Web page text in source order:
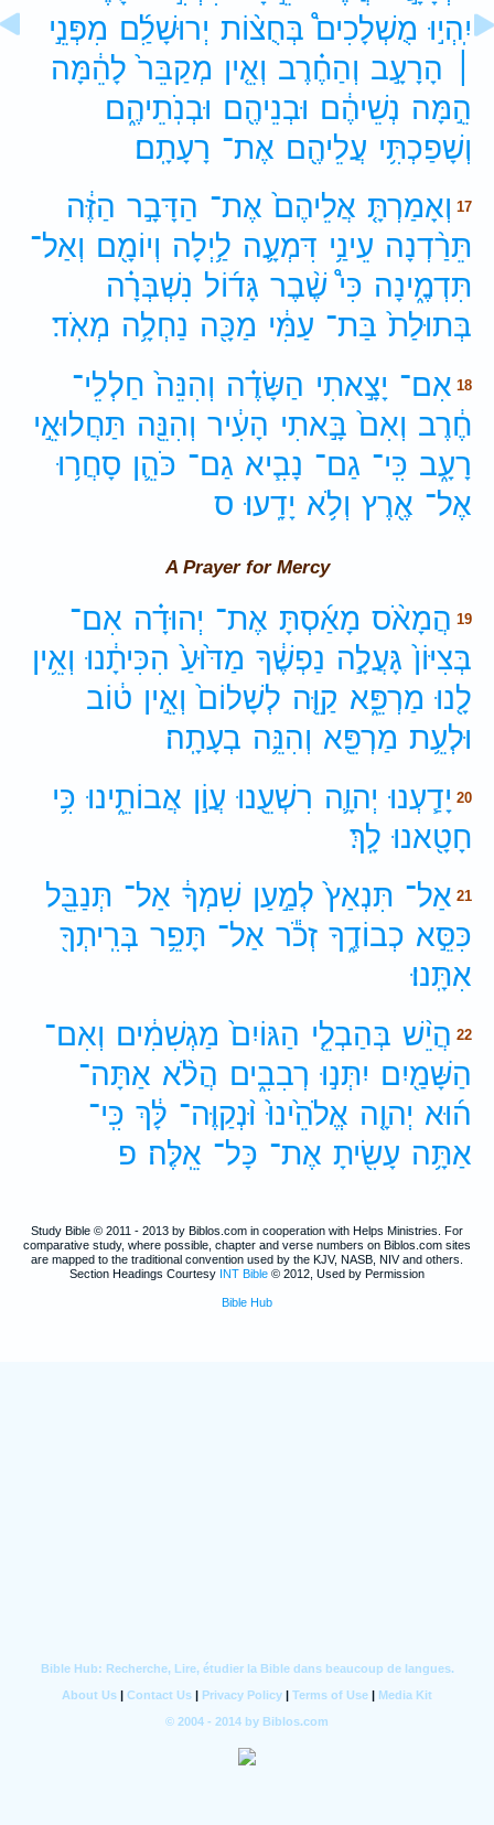
יִֽהְי֣וּ מֻשְׁלָכִים֩ בְּחֻצ֨וֹת יְרוּשָׁלִַ֜ם מִפְּנֵ֣י
הָרָעָ֣ב וְהַחֶ֗רֶב וְאֵ֤ין מְקַבֵּר֙ לָהֵ֔מָּה
הֵ֣מָּה נְשֵׁיהֶ֔ם וּבְנֵיהֶ֖ם וּבְנֹֽתֵיהֶ֑ם
וְשָׁפַכְתִּ֥י עֲלֵיהֶ֖ם אֶת־ רָעָתָֽם׃
17 וְאָמַרְתָּ֤ אֲלֵיהֶם֙ אֶת־ הַדָּבָ֣ר הַזֶּ֔ה
תֵּרַ֨דְנָה עֵינַ֥י דִּמְעָ֛ה לַ֥יְלָה וְיוֹמָ֖ם וְאַל־
תִּדְמֶ֑ינָה כִּי֩ שֶׁ֨בֶר גָּד֜וֹל נִשְׁבְּרָ֗ה
בְּתוּלַת֙ בַּת־ עַמִּ֔י מַכָּ֖ה נַחְלָ֥ה מְאֹֽד׃
18 אִם־ יָצָ֣אתִי הַשָּׂדֶ֗ה וְהִנֵּה֙ חַלְלֵי־
חֶ֔רֶב וְאִם֙ בָּ֣אתִי הָעִ֔יר וְהִנֵּ֖ה תַּחֲלוּאֵ֣י
רָעָ֑ב כִּֽי־ גַם־ נָבִ֧יא גַם־ כֹּהֵ֛ן סָחֲר֥וּ
אֶל־ אֶ֖רֶץ וְלֹ֥א יָדָֽעוּ׃ ס
A Prayer for Mercy
19 הֲמָאֹ֨ס מָאַ֜סְתָּ אֶת־ יְהוּדָ֗ה אִם־
בְּצִיּוֹן֙ גָּעֲלָ֣ה נַפְשֶׁ֔ךָ מַדּ֙וּעַ֙ הִכִּיתָ֔נוּ וְאֵ֥ין
לָ֖נוּ מַרְפֵּ֑א קַוֵּ֤ה לְשָׁלוֹם֙ וְאֵ֣ין ט֔וֹב
וּלְעֵ֥ת מַרְפֵּ֖א וְהִנֵּ֥ה בְעָתָֽה׃
20 יָדַ֧עְנוּ יְהוָ֛ה רִשְׁעֵ֖נוּ עֲוֹ֣ן אֲבוֹתֵ֑ינוּ כִּ֥י
חָטָ֖אנוּ לָֽךְ׃
21 אַל־ תִּנְאַץ֙ לְמַ֣עַן שִׁמְךָ֔ אַל־ תְּנַבֵּ֖ל
כִּסֵּ֣א כְבוֹדֶ֑ךָ זְכֹ֕ר אַל־ תָּפֵ֥ר בְּרִֽיתְךָ֖
אִתָּֽנוּ׃
22 הֲיֵ֨שׁ בְּהַבְלֵ֤י הַגּוֹיִם֙ מַגְשִׁמִ֔ים וְאִם־
הַשָּׁמַ֖יִם יִתְּנ֣וּ רְבִבִ֑ים הֲלֹ֨א אַתָּה־
ה֜וּא יְהוָ֤ה אֱלֹהֵ֙ינוּ֙ וּ֨נְקַוֶּה־ לָּ֔ךְ כִּֽי־
אַתָּ֥ה עָשִׂ֖יתָ אֶת־ כָּל־ אֵֽלֶּה׃ פ
Study Bible © 2011 - 2013 by Biblos.com in cooperation with Helps Ministries. For
comparative study, where possible, chapter and verse numbers on Biblos.com sites
are mapped to the traditional convention used by the KJV, NASB, NIV and others.
Section Headings Courtesy INT Bible © 2012, Used by Permission
Bible Hub